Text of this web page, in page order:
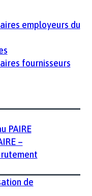
employeurs du
fournisseurs
PAIRE
–
de
Logo Eng